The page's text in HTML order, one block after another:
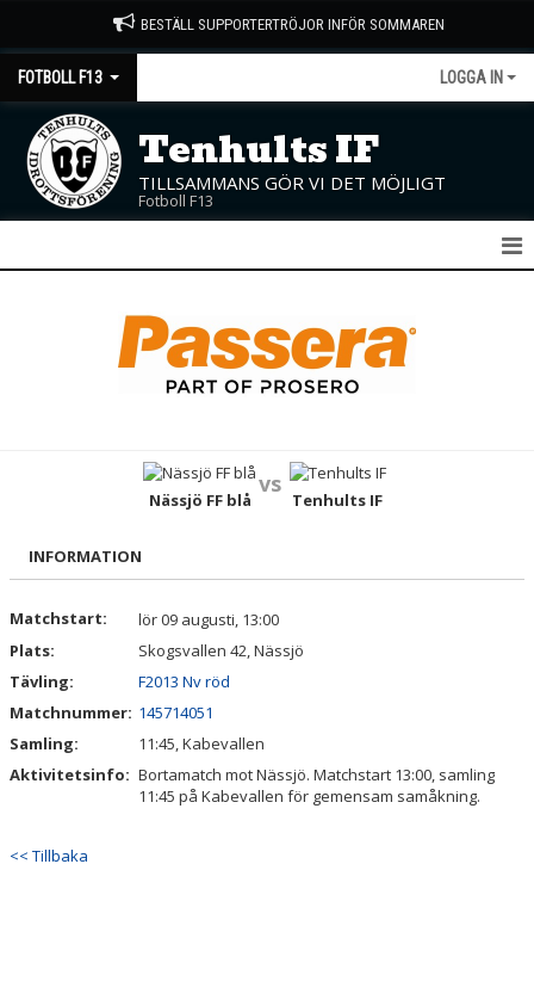
BESTÄLL SUPPORTERTRÖJOR INFÖR SOMMAREN
FOTBOLL F13 LOGGA IN
Tenhults IF
TILLSAMMANS GÖR VI DET MÖJLIGT
Fotboll F13
BILDGALLERI
KONTAKT
Nässjö FF blå
vs
Tenhults IF
INFORMATION
Matchstart:
lör 09 augusti, 13:00
Plats:
Skogsvallen 42, Nässjö
Tävling:
F2013 Nv röd
Matchnummer: 145714051
Samling:
11:45, Kabevallen
Aktivitetsinfo: Bortamatch mot Nässjö. Matchstart 13:00, samling
11:45 på Kabevallen för gemensam samåkning.
<< Tillbaka